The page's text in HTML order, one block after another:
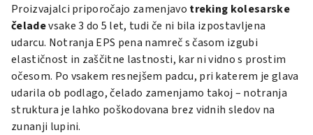
Proizvajalci priporočajo zamenjavo treking kolesarske
čeladevsake 3 do 5 let, tudi če ni bila izpostavljena
udarcu. Notranja EPS pena namreč s časom izgubi
elastičnost in zaščitne lastnosti, kar ni vidno s prostim
očesom. Po vsakem resnejšem padcu, pri katerem je glava
udarila ob podlago, čelado zamenjamo takoj – notranja
struktura je lahko poškodovana brez vidnih sledov na
zunanji lupini.